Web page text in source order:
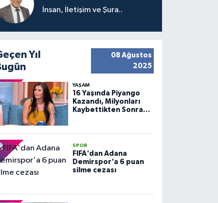
İnsan, İletişim ve Şura..
Yıl
08 Ağustos
2025
YAŞAM
16 Yaşında Piyango
Kazandı, Milyonları
Kaybettikten Sonra
SPOR
FIFA'dan Adana
Demirspor'a 6 puan
silme cezası